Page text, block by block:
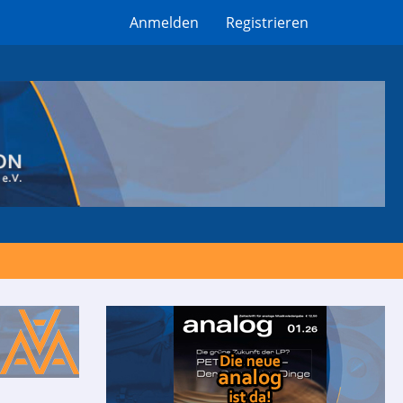
Anmelden Registrieren